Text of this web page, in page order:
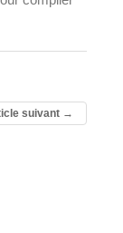
suivant→